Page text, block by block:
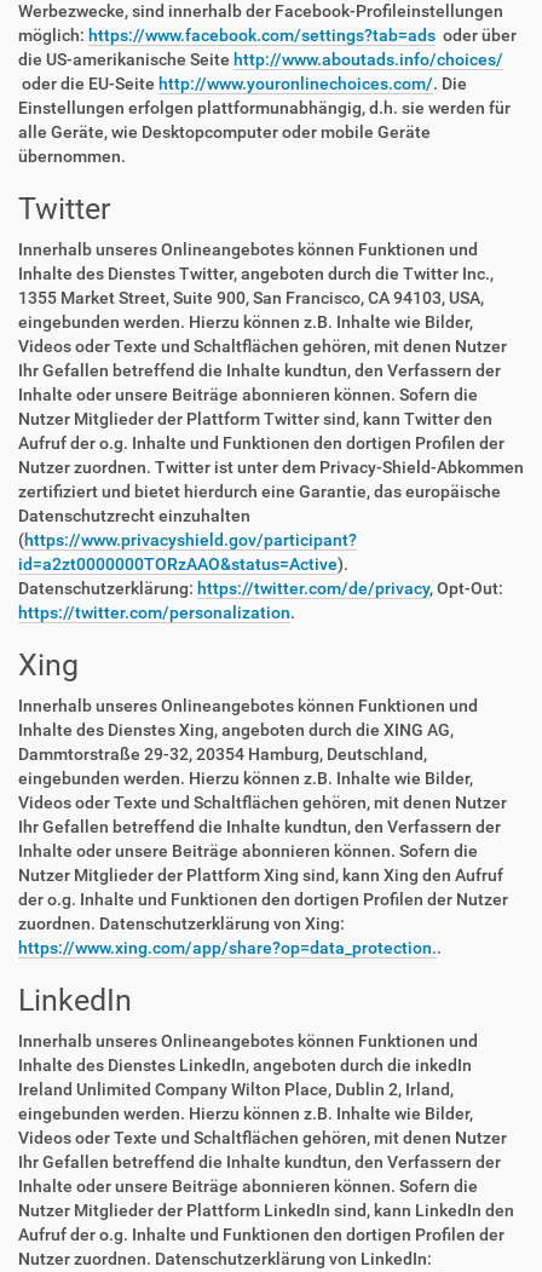
Werbezwecke, sind innerhalb der Facebook-Profileinstellungen
möglich: https://www.facebook.com/settings?tab=ads oder über
die US-amerikanische Seite http://www.aboutads.info/choices/
oder die EU-Seite http://www.youronlinechoices.com/. Die
Einstellungen erfolgen plattformunabhängig, d.h. sie werden für
alle Geräte, wie Desktopcomputer oder mobile Geräte
übernommen.
Twitter
Innerhalb unseres Onlineangebotes können Funktionen und
Inhalte des Dienstes Twitter, angeboten durch die Twitter Inc.,
1355 Market Street, Suite 900, San Francisco, CA 94103, USA,
eingebunden werden. Hierzu können z.B. Inhalte wie Bilder,
Videos oder Texte und Schaltflächen gehören, mit denen Nutzer
Ihr Gefallen betreffend die Inhalte kundtun, den Verfassern der
Inhalte oder unsere Beiträge abonnieren können. Sofern die
Nutzer Mitglieder der Plattform Twitter sind, kann Twitter den
Aufruf der o.g. Inhalte und Funktionen den dortigen Profilen der
Nutzer zuordnen. Twitter ist unter dem Privacy-Shield-Abkommen
zertifiziert und bietet hierdurch eine Garantie, das europäische
Datenschutzrecht einzuhalten
(https://www.privacyshield.gov/participant?
id=a2zt0000000TORzAAO&status=Active).
Datenschutzerklärung: https://twitter.com/de/privacy, Opt-Out:
https://twitter.com/personalization.
Xing
Innerhalb unseres Onlineangebotes können Funktionen und
Inhalte des Dienstes Xing, angeboten durch die XING AG,
Dammtorstraße 29-32, 20354 Hamburg, Deutschland,
eingebunden werden. Hierzu können z.B. Inhalte wie Bilder,
Videos oder Texte und Schaltflächen gehören, mit denen Nutzer
Ihr Gefallen betreffend die Inhalte kundtun, den Verfassern der
Inhalte oder unsere Beiträge abonnieren können. Sofern die
Nutzer Mitglieder der Plattform Xing sind, kann Xing den Aufruf
der o.g. Inhalte und Funktionen den dortigen Profilen der Nutzer
zuordnen. Datenschutzerklärung von Xing:
https://www.xing.com/app/share?op=data_protection..
LinkedIn
Innerhalb unseres Onlineangebotes können Funktionen und
Inhalte des Dienstes LinkedIn, angeboten durch die inkedIn
Ireland Unlimited Company Wilton Place, Dublin 2, Irland,
eingebunden werden. Hierzu können z.B. Inhalte wie Bilder,
Videos oder Texte und Schaltflächen gehören, mit denen Nutzer
Ihr Gefallen betreffend die Inhalte kundtun, den Verfassern der
Inhalte oder unsere Beiträge abonnieren können. Sofern die
Nutzer Mitglieder der Plattform LinkedIn sind, kann LinkedIn den
Aufruf der o.g. Inhalte und Funktionen den dortigen Profilen der
Nutzer zuordnen. Datenschutzerklärung von LinkedIn: